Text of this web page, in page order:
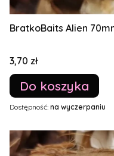
BratkoBaits Alien
Cena
3,70 zł
Do koszyka
Dostępność: na wyczerpaniu